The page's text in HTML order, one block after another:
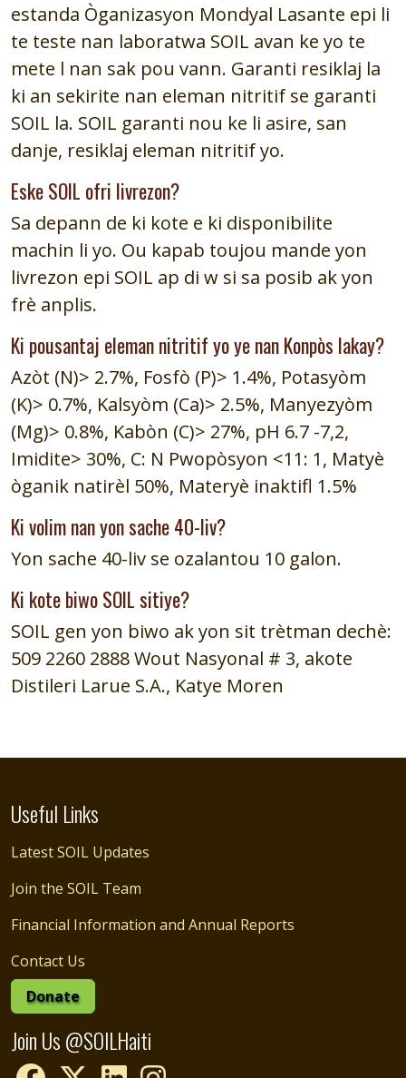
estanda Òganizasyon Mondyal Lasante epi li
te teste nan laboratwa SOIL avan ke yo te
mete l nan sak pou vann. Garanti resiklaj la
ki an sekirite nan eleman nitritif se garanti
SOIL la. SOIL garanti nou ke li asire, san
danje, resiklaj eleman nitritif yo.
Eske SOIL ofri livrezon?
Sa depann de ki kote e ki disponibilite
machin li yo. Ou kapab toujou mande yon
livrezon epi SOIL ap di w si sa posib ak yon
frè anplis.
Ki pousantaj eleman nitritif yo ye nan Konpòs lakay?
Azòt (N)> 2.7%, Fosfò (P)> 1.4%, Potasyòm
(K)> 0.7%, Kalsyòm (Ca)> 2.5%, Manyezyòm
(Mg)> 0.8%, Kabòn (C)> 27%, pH 6.7 -7,2,
Imidite> 30%, C: N Pwopòsyon <11: 1, Matyè
òganik natirèl 50%, Materyè inaktifl 1.5%
Ki volim nan yon sache 40-liv?
Yon sache 40-liv se ozalantou 10 galon.
Ki kote biwo SOIL sitiye?
SOIL gen yon biwo ak yon sit trètman dechè:
509 2260 2888 Wout Nasyonal # 3, akote
Distileri Larue S.A., Katye Moren
Useful Links
Latest SOIL Updates
Join the SOIL Team
Financial Information and Annual Reports
Contact Us
Donate
Join Us @SOILHaiti